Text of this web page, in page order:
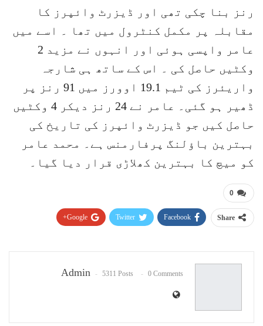
رنز بنا چکی تھی اور ڈیزرٹ وائپرز کا
مقابلہ پر مکمل کنٹرول میں تھا ۔ اسے میں
عامر واپسی ہوئی اور انہوں نے مزید 2
وکٹیں حاصل کی ۔ اس کے ساتھ ہی شارجہ
واریئرز کی ٹیم 19.1 اوورز میں 91 رنز پر
ڈھیر ہو گئی۔ عامر نے 24 رنز دیکر 4 وکٹیں
حاصل کیں جو ڈیزرٹ وائپرز کی تاریخ کی
بہترین باؤلنگ پرفارمنس ہے۔ محمد عامر
کو میچ کا بہترین کھلاڑی قرار دیا گیا۔
0
Share
Facebook
Twitter
Google+
Admin 5311 Posts 0 Comments